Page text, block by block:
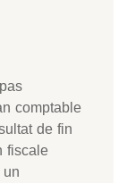
comptable
de fin
fiscale